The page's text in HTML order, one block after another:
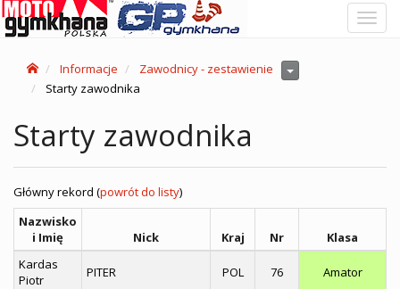
Informacje
Zawodnicy - zestawienie
Starty zawodnika
Starty zawodnika
Główny rekord (powrót do listy)
Nazwisko
i Imię
Nick Kraj Nr
Klasa
Kardas
Piotr
PITER POL 76 Amator